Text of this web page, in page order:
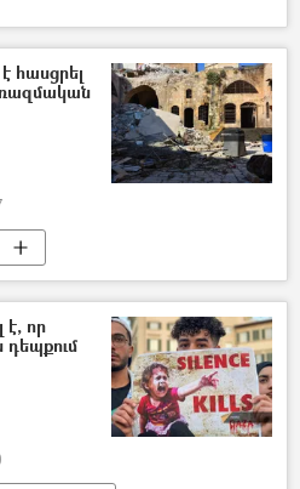
Արցախ
ԱԱԾ
հասցրել
ռազմական
ահաբեկիչ
է, որ
դեպքում